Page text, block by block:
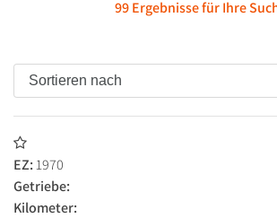
99 Ergebnisse für Ihre
EZ: 1970
Getriebe:
Kilometer: